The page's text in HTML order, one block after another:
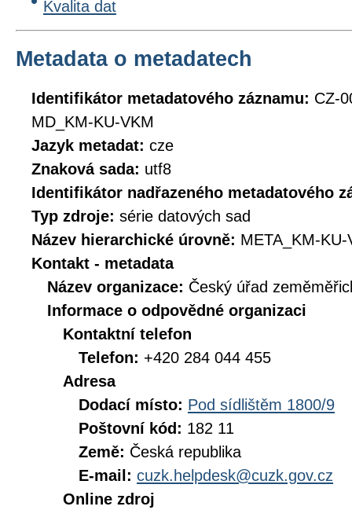
Kvalita dat
Metadata o metadatech
Identifikátor metadatového záznamu: CZ-
MD_KM-KU-VKM
Jazyk metadat: cze
Znaková sada: utf8
Identifikátor nadřazeného metadatového
Typ zdroje: série datových sad
Název hierarchické úrovně: META_KM-
Kontakt - metadata
Název organizace: Český úřad
Informace o odpovědné organizaci
Kontaktní telefon
Telefon: +420 284 044 455
Adresa
Dodací místo: Pod sídlištěm 1800/9
Poštovní kód: 182 11
Země: Česká republika
E-mail: cuzk.helpdesk@cuzk.gov.cz
Online zdroj